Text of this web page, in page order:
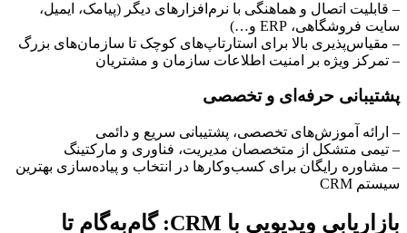
– قابلیت اتصال و هماهنگی با نرم‌افزارهای دیگر (پیامک، ایمیل،
سایت فروشگاهی، ERP و…)
– مقیاس‌پذیری بالا برای استارتاپ‌های کوچک تا سازمان‌های بزرگ
– تمرکز ویژه بر امنیت اطلاعات سازمان و مشتریان
پشتیبانی حرفه‌ای و تخصصی
– ارائه آموزش‌های تخصصی، پشتیبانی سریع و دائمی
– تیمی متشکل از متخصصان مدیریت، فناوری و مارکتینگ
– مشاوره رایگان برای کسب‌وکارها در انتخاب و پیاده‌سازی بهترین
سیستم CRM
بازاریابی ویدیویی با CRM: گام‌به‌گام تا